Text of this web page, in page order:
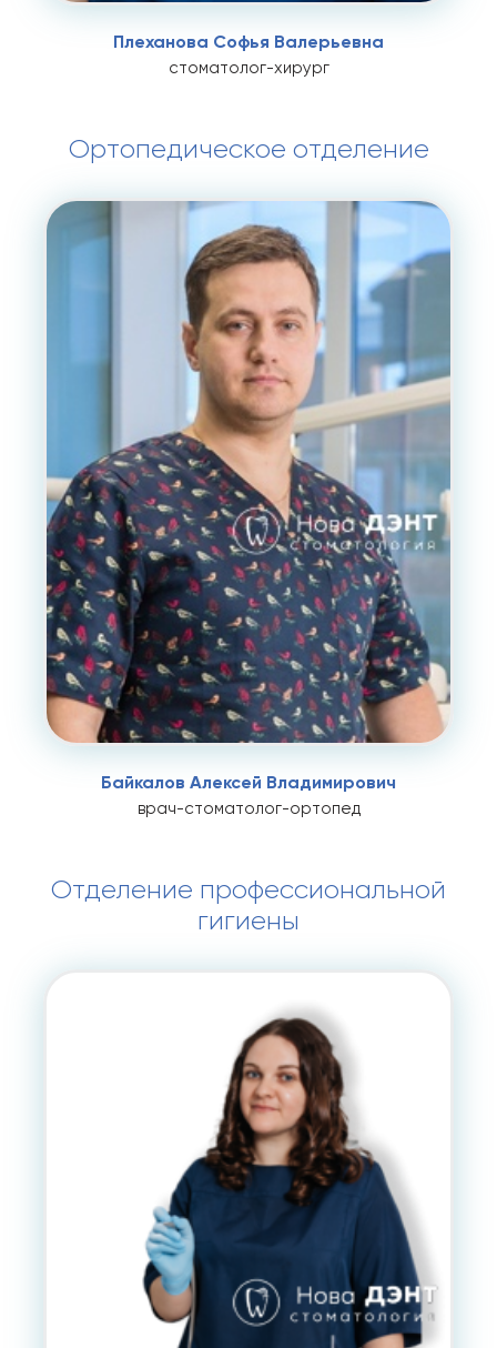
Плеханова Софья Валерьевна
стоматолог-хирург
Ортопедическое отделение
Байкалов Алексей Владимирович
врач-стоматолог-ортопед
Отделение профессиональной
гигиены